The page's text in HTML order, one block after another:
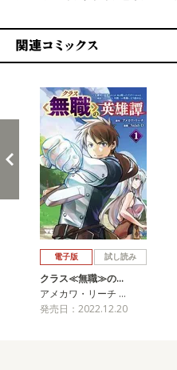
電子版 試し読み
クラス≪無職≫の…
アメカワ・リーチ …
発売日：2022.12.20